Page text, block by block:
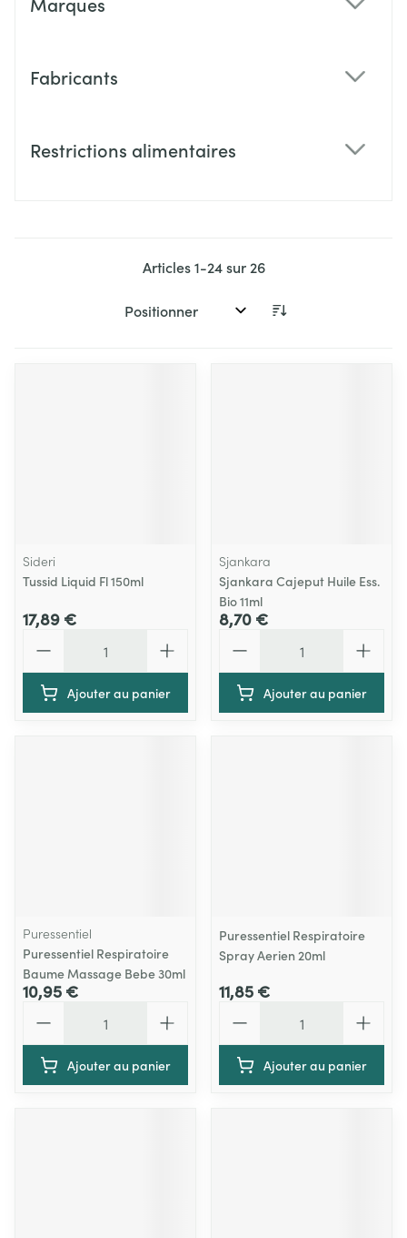
Fabricants
Restrictions alimentaires
Articles1-24sur 26
Trier par:
Sideri
Tussid Liquid Fl 150ml
17,89 €
Ajouter au panier
Sjankara
Sjankara Cajeput Huile Ess.
Bio 11ml
8,70 €
Ajouter au panier
Puressentiel
Puressentiel Respiratoire
Baume Massage Bebe 30ml
10,95 €
Ajouter au panier
Puressentiel Respiratoire
Spray Aerien 20ml
11,85 €
Ajouter au panier